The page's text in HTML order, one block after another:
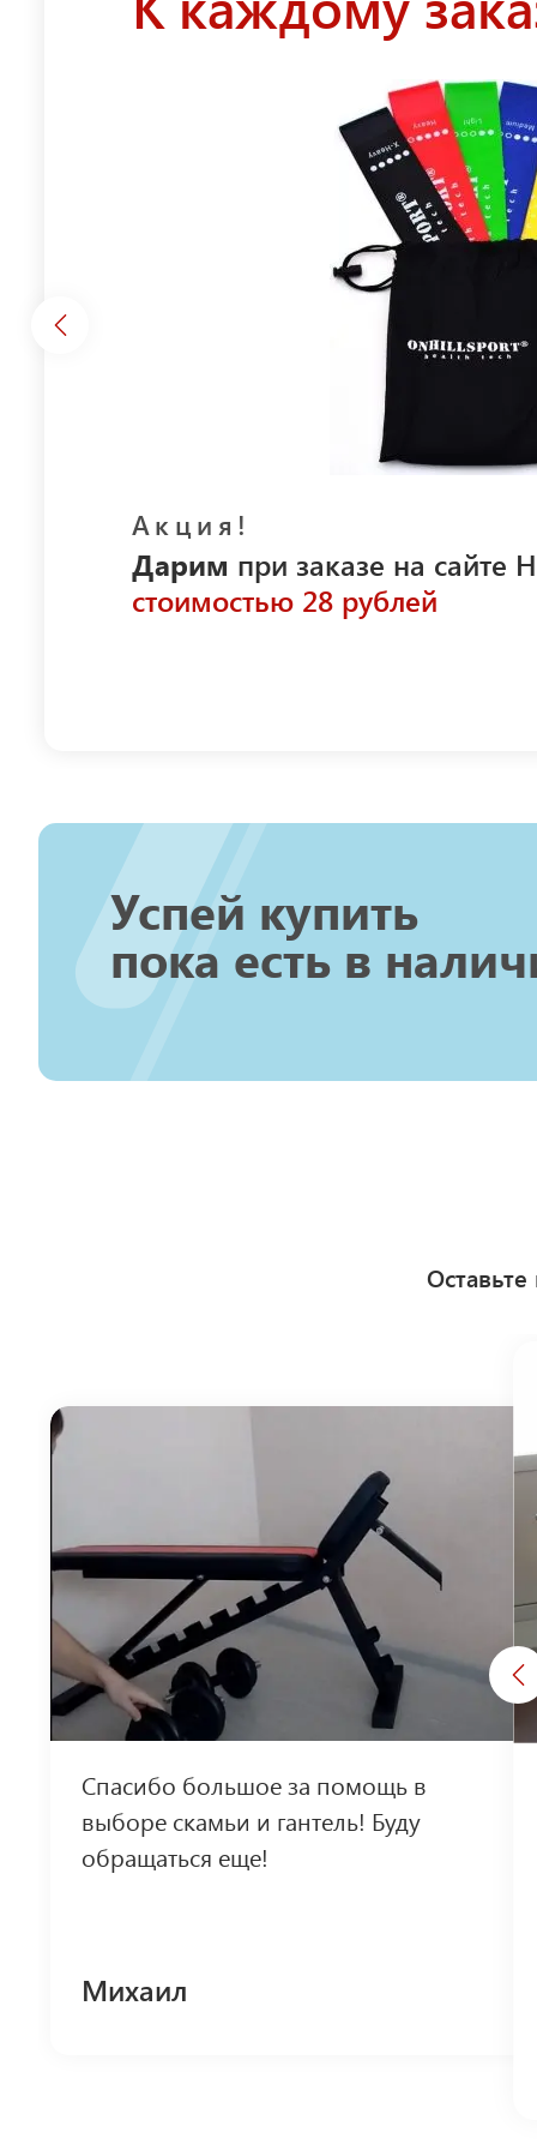
Акция!
Дарим при заказе на сайте
стоимостью 28 рублей
Успей купить
пока есть в
Спасибо большое за помощь в
выборе скамьи и гантель! Буду
обращаться еще!
Михаил